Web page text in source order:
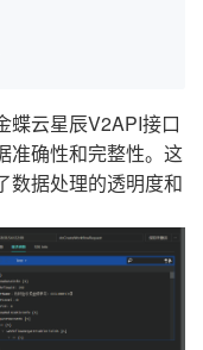
蝶云星辰V2API接口
准确性和完整性。这
数据处理的透明度和